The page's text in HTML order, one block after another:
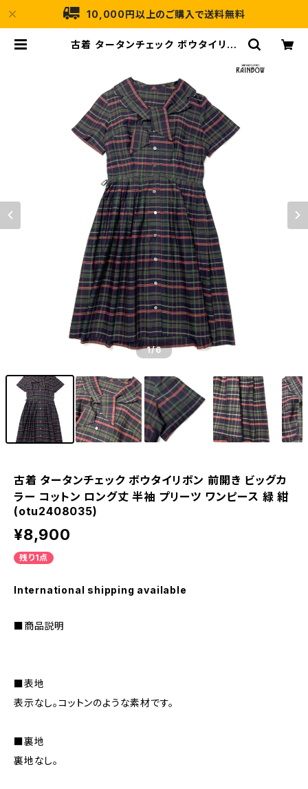
10,000円以上のご購入で送料無料
古着 タータンチェック ボウタイリボ
グ丈 半袖 プリーツ ワンピース 緑 紺
(otu2408035) | 古着屋RAINBO
W
1/6
古着 タータンチェック ボウタイリボン 前開き ビッグカ
ラー コットン ロング丈 半袖 プリーツ ワンピース 緑 紺
(otu2408035)
¥8,900
残り1点
International shipping available
■商品説明
■表地
表示なし。コットンのような素材です。
■裏地
裏地なし。